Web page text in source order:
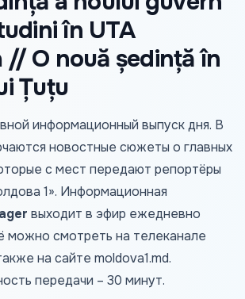
în UTA
// O nouă ședință în
Țuțu
информационный выпуск дня. В
новостные сюжеты о главных
с мест передают репортёры
1». Информационная
выходит в эфир ежедневно
можно смотреть на телеканале
на сайте moldova1.md.
передачи – 30 минут.